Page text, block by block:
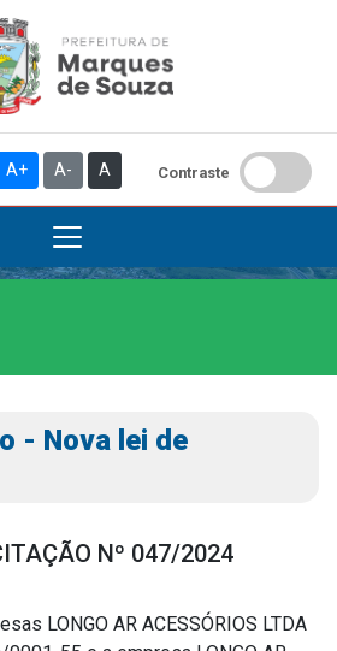
A+ A- A Contraste
- Nova lei de
Nº 047/2024
LONGO AR ACESSÓRIOS LTDA